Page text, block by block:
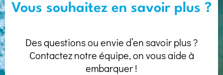
Vous souhaitez en savoir plus ?
Des questions ou envie d’en savoir plus ?
Contactez notre équipe, on vous aide à
embarquer !